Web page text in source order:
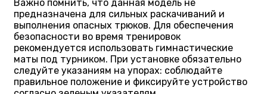
Важно помнить, что данная модель не
предназначена для сильных раскачиваний и
выполнения опасных трюков. Для обеспечения
безопасности во время тренировок
рекомендуется использовать гимнастические
маты под турником. При установке обязательно
следуйте указаниям на упорах: соблюдайте
правильное положение и фиксируйте устройство